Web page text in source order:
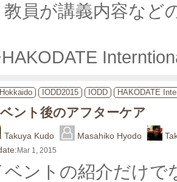
教員が講義内容など
IODD2015 IODD HAKODATE
ント後のアフターケア
Takuya Kudo Masahiko Hyodo
Mar 1, 2015
ベントの紹介だけで